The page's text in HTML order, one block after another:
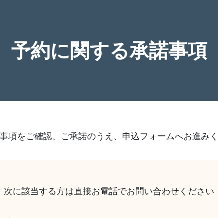
予約に関する承諾事項
項をご確認、ご承諾のうえ、申込フォームへお進み
次に該当する方は直接お電話でお問い合わせください